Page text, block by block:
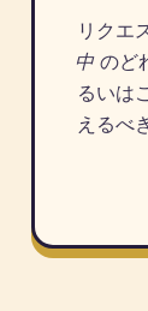
リクエ
中のど
るいは
えるべ